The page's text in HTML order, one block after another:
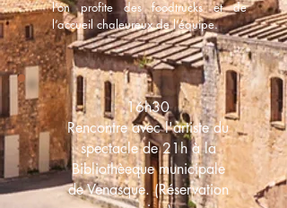
l’on profite des foodtrucks et de
l’accueil chaleureux de l’équipe.
16h30
Rencontre avec l'artiste du
spectacle de 21h à la
Bibliothèeque municipale
de Venasque. (Réservation